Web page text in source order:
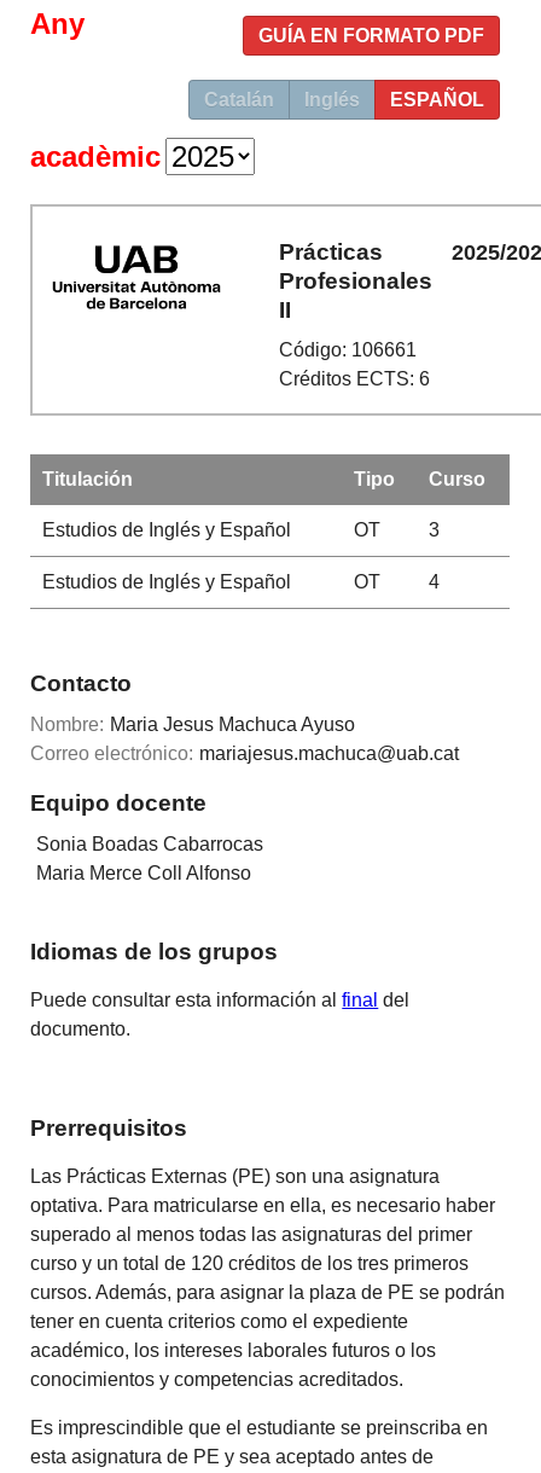
GUÍA EN FORMATO PDF
Catalán Inglés ESPAÑOL
Any
acadèmic
Prácticas
Profesionales
II
Código: 106661
Créditos ECTS: 6
2025/
Titulación Tipo Curso
Estudios de Inglés y Español OT 3
Estudios de Inglés y Español OT 4
Contacto
Nombre: Maria Jesus Machuca Ayuso
Correo electrónico: mariajesus.machuca@uab.cat
Equipo docente
Sonia Boadas Cabarrocas
Maria Merce Coll Alfonso
Idiomas de los grupos
Puede consultar esta información alfinal del
documento.
Prerrequisitos
Las Prácticas Externas (PE) son una asignatura
optativa. Para matricularse en ella, es necesario haber
superado al menos todas las asignaturas del primer
curso y un total de 120 créditos de los tres primeros
cursos. Además, para asignar la plaza de PE se podrán
tener en cuenta criterios como el expediente
académico, los intereses laborales futuros o los
conocimientos y competencias acreditados.
Es imprescindible que el estudiante se preinscriba en
esta asignatura de PE y sea aceptado antes de